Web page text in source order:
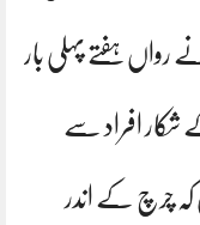
رواں ہفتے پہلی بار
شکار افراد سے
چرچ کے اندر